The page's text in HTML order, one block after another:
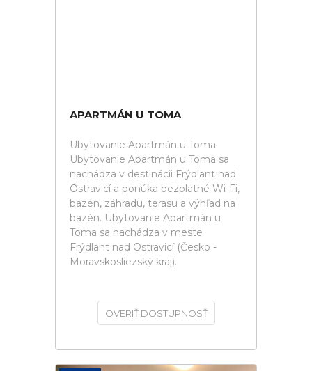
APARTMÁN U TOMA
Ubytovanie Apartmán u Toma.
Ubytovanie Apartmán u Toma sa
nachádza v destinácii Frýdlant nad
Ostravicí a ponúka bezplatné Wi-Fi,
bazén, záhradu, terasu a výhľad na
bazén. Ubytovanie Apartmán u
Toma sa nachádza v meste
Frýdlant nad Ostravicí (Česko -
Moravskosliezský kraj).
OVERIŤ DOSTUPNOSŤ